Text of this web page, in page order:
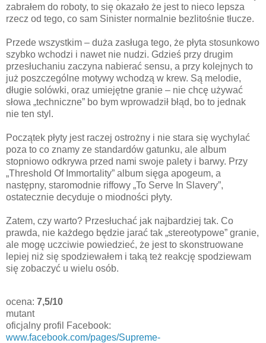
zabrałem do roboty, to się okazało że jest to nieco lepsza
rzecz od tego, co sam Sinister normalnie bezlitośnie tłucze.
Przede wszystkim – duża zasługa tego, że płyta stosunkowo
szybko wchodzi i nawet nie nudzi. Gdzieś przy drugim
przesłuchaniu zaczyna nabierać sensu, a przy kolejnych to
już poszczególne motywy wchodzą w krew. Są melodie,
długie solówki, oraz umiejętne granie – nie chcę używać
słowa „techniczne” bo bym wprowadził błąd, bo to jednak
nie ten styl.
Początek płyty jest raczej ostrożny i nie stara się wychylać
poza to co znamy ze standardów gatunku, ale album
stopniowo odkrywa przed nami swoje palety i barwy. Przy
„Threshold Of Immortality” album sięga apogeum, a
następny, staromodnie riffowy „To Serve In Slavery”,
ostatecznie decyduje o miodności płyty.
Zatem, czy warto? Przesłuchać jak najbardziej tak. Co
prawda, nie każdego będzie jarać tak „stereotypowe” granie,
ale mogę uczciwie powiedzieć, że jest to skonstruowane
lepiej niż się spodziewałem i taką też reakcję spodziewam
się zobaczyć u wielu osób.
ocena: 7,5/10
mutant
oficjalny profil Facebook:
www.facebook.com/pages/Supreme-